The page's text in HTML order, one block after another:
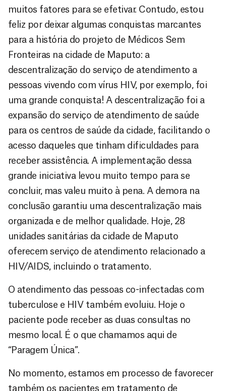
muitos fatores para se efetivar. Contudo, estou
feliz por deixar algumas conquistas marcantes
para a história do projeto de Médicos Sem
Fronteiras na cidade de Maputo: a
descentralização do serviço de atendimento a
pessoas vivendo com vírus HIV, por exemplo, foi
uma grande conquista! A descentralização foi a
expansão do serviço de atendimento de saúde
para os centros de saúde da cidade, facilitando o
acesso daqueles que tinham dificuldades para
receber assistência. A implementação dessa
grande iniciativa levou muito tempo para se
concluir, mas valeu muito à pena. A demora na
conclusão garantiu uma descentralização mais
organizada e de melhor qualidade. Hoje, 28
unidades sanitárias da cidade de Maputo
oferecem serviço de atendimento relacionado a
HIV/AIDS, incluindo o tratamento.
O atendimento das pessoas co-infectadas com
tuberculose e HIV também evoluiu. Hoje o
paciente pode receber as duas consultas no
mesmo local. É o que chamamos aqui de
“Paragem Única”.
No momento, estamos em processo de favorecer
também os pacientes em tratamento de